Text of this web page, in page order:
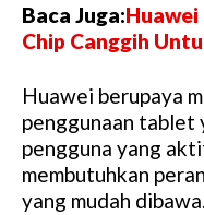
Baca Juga:Huawei
Chip Canggih
Huawei berupaya
penggunaan tablet
pengguna yang
membutuhkan
yang mudah dibawa.